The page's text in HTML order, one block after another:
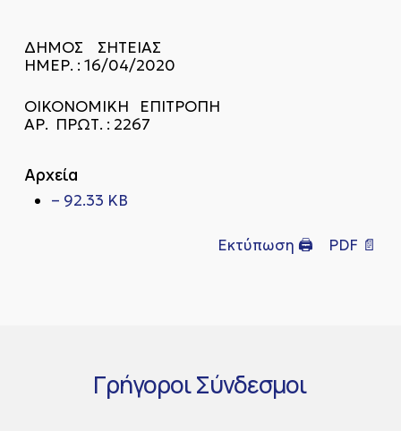
ΔΗΜΟΣ ΣΗΤΕΙΑΣ
ΗΜΕΡ. : 16/04/2020
ΟΙΚΟΝΟΜΙΚΗ ΕΠΙΤΡΟΠΗ
ΑΡ. ΠΡΩΤ. : 2267
Αρχεία
– 92.33 KB
Εκτύπωση 🖨 PDF 📄
ΓρήγοροιΣύνδεσμοι